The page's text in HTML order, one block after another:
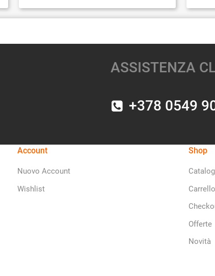
ASSISTENZA
+378 0549
Account
Nuovo Account
Wishlist
Shop
Carrello
Offerte
Novità